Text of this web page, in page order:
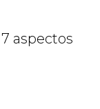
aspectos